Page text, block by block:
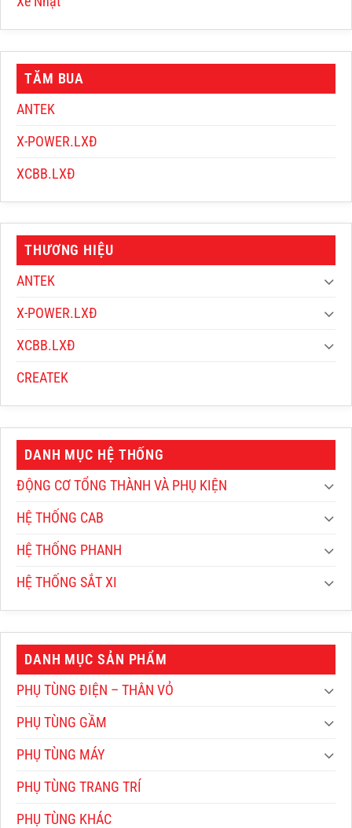
TĂM BUA
ANTEK
X-POWER.LXĐ
XCBB.LXĐ
THƯƠNG HIỆU
ANTEK
X-POWER.LXĐ
XCBB.LXĐ
CREATEK
DANH MỤC HỆ THỐNG
ĐỘNG CƠ TỔNG THÀNH VÀ PHỤ KIỆN
HỆ THỐNG CAB
HỆ THỐNG PHANH
HỆ THỐNG SẮT XI
DANH MỤC SẢN PHẨM
PHỤ TÙNG ĐIỆN – THÂN VỎ
PHỤ TÙNG GẦM
PHỤ TÙNG MÁY
PHỤ TÙNG TRANG TRÍ
PHỤ TÙNG KHÁC